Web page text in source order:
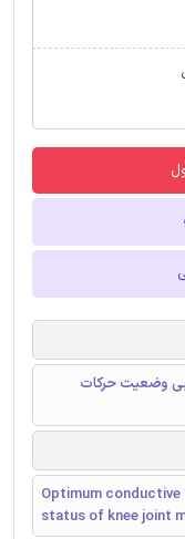
وضعیت حرکات
Optimum
status of knee joint